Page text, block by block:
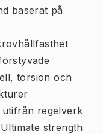
baserat på
torsion och
regelverk
strength